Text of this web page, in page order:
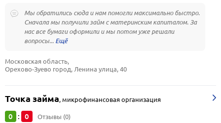
Мы обратились сюда и нам помогли максимально быстро.
Сначала мы получили займ с материнским капиталом. За
нас все бумаги оформили и мы потом уже решали
вопросы...
Московская область,
Орехово-Зуево город, Ленина улица, 40
Точка займа, микрофинансовая организация
0 : 0 Отзывы (0)